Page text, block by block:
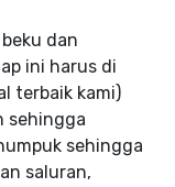
dan
ini harus di
terbaik kami)
sehingga
sehingga
saluran,